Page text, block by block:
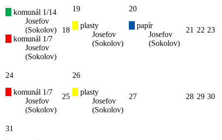
komunál 1/14
Josefov
(Sokolov)
komunál 1/7
Josefov
(Sokolov)
18
19
plasty
Josefov
(Sokolov)
20
papír
Josefov
(Sokolov)
21 22 23
24
komunál 1/7
Josefov
(Sokolov)
25
26
plasty
Josefov
(Sokolov)
27 28 29 30
31